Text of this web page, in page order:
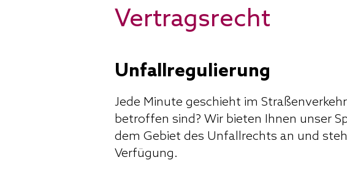
Vertragsrecht
Unfallregulierung
Jede Minute geschieht im
betroffen sind? Wir bieten Ihnen unser
dem Gebiet des Unfallrechts an und
Verfügung.